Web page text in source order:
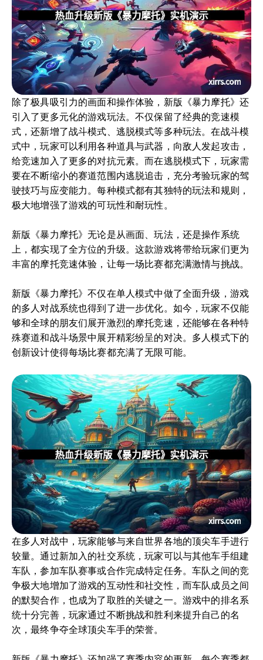
除了极具吸引力的画面和操作体验，新版《暴力摩托》还
引入了更多元化的游戏玩法。不仅保留了经典的竞速模
式，还新增了战斗模式、逃脱模式等多种玩法。在战斗模
式中，玩家可以利用各种道具与武器，向敌人发起攻击，
给竞速加入了更多的对抗元素。而在逃脱模式下，玩家需
要在不断缩小的赛道范围内逃脱追击，充分考验玩家的驾
驶技巧与应变能力。每种模式都有其独特的玩法和规则，
极大地增强了游戏的可玩性和耐玩性。
新版《暴力摩托》无论是从画面、玩法，还是操作系统
上，都实现了全方位的升级。这款游戏将带给玩家们更为
丰富的摩托竞速体验，让每一场比赛都充满激情与挑战。
新版《暴力摩托》不仅在单人模式中做了全面升级，游戏
的多人对战系统也得到了进一步优化。如今，玩家不仅能
够和全球的朋友们展开激烈的摩托竞速，还能够在各种特
殊赛道和战斗场景中展开精彩纷呈的对决。多人模式下的
创新设计使得每场比赛都充满了无限可能。
在多人对战中，玩家能够与来自世界各地的顶尖车手进行
较量。通过新加入的社交系统，玩家可以与其他车手组建
车队，参加车队赛事或合作完成特定任务。车队之间的竞
争极大地增加了游戏的互动性和社交性，而车队成员之间
的默契合作，也成为了取胜的关键之一。游戏中的排名系
统十分完善，玩家通过不断挑战和胜利来提升自己的名
次，最终争夺全球顶尖车手的荣誉。